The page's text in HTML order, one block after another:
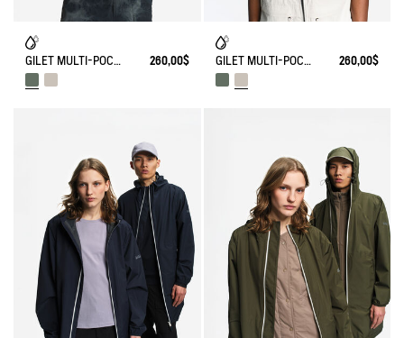
GILET MULTI-POCHES DÉPERLANT ANTI-UV 260,00$ GILET MULTI-POCHES DÉPERLANT ANTI-UV 260,00$